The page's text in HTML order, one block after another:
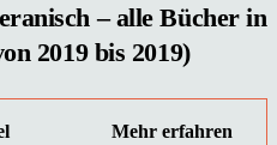
– alle Bücher in
2019 bis 2019)
Mehr erfahren